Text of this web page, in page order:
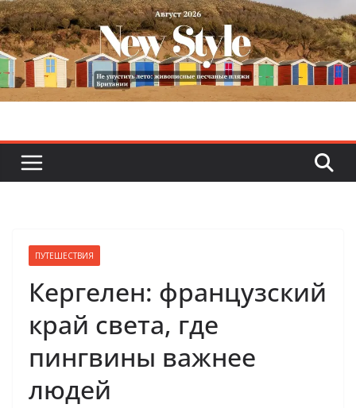
Skip
to
content
ПУТЕШЕСТВИЯ
Кергелен: французский
край света, где
пингвины важнее
людей